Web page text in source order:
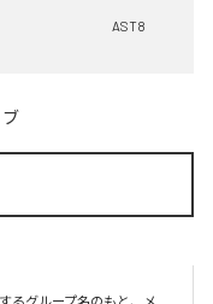
AST8